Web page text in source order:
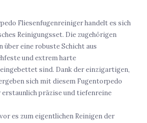
Fliesenfugenreiniger handelt es sich
Reinigungsset. Die zugehörigen
über eine robuste Schicht aus
und extrem harte
sind. Dank der einzigartigen,
sich mit diesem Fugentorpedo
präzise und tiefenreine
es zum eigentlichen Reinigen der